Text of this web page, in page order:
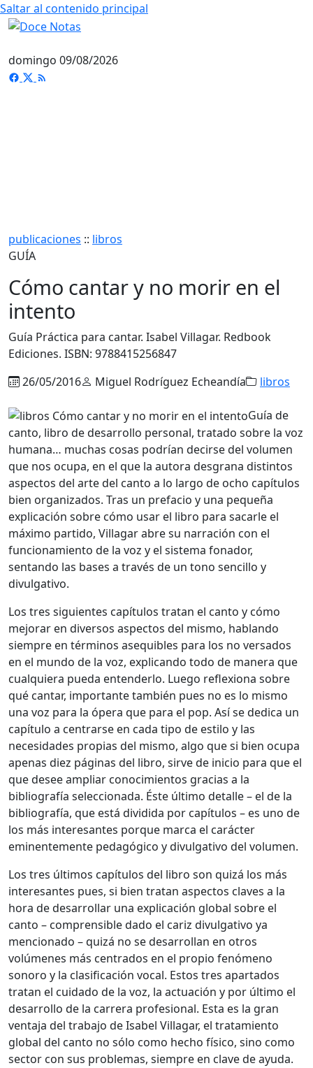
Saltar al contenido principal
domingo 09/08/2026
publicaciones :: libros
GUÍA
Cómo cantar y no morir en el
intento
Guía Práctica para cantar. Isabel Villagar. Redbook
Ediciones. ISBN: 9788415256847
26/05/2016
Miguel Rodríguez Echeandía libros
Guía de
canto, libro de desarrollo personal, tratado sobre la voz
humana… muchas cosas podrían decirse del volumen
que nos ocupa, en el que la autora desgrana distintos
aspectos del arte del canto a lo largo de ocho capítulos
bien organizados. Tras un prefacio y una pequeña
explicación sobre cómo usar el libro para sacarle el
máximo partido, Villagar abre su narración con el
funcionamiento de la voz y el sistema fonador,
sentando las bases a través de un tono sencillo y
divulgativo.
Los tres siguientes capítulos tratan el canto y cómo
mejorar en diversos aspectos del mismo, hablando
siempre en términos asequibles para los no versados
en el mundo de la voz, explicando todo de manera que
cualquiera pueda entenderlo. Luego reflexiona sobre
qué cantar, importante también pues no es lo mismo
una voz para la ópera que para el pop. Así se dedica un
capítulo a centrarse en cada tipo de estilo y las
necesidades propias del mismo, algo que si bien ocupa
apenas diez páginas del libro, sirve de inicio para que el
que desee ampliar conocimientos gracias a la
bibliografía seleccionada. Éste último detalle – el de la
bibliografía, que está dividida por capítulos – es uno de
los más interesantes porque marca el carácter
eminentemente pedagógico y divulgativo del volumen.
Los tres últimos capítulos del libro son quizá los más
interesantes pues, si bien tratan aspectos claves a la
hora de desarrollar una explicación global sobre el
canto – comprensible dado el cariz divulgativo ya
mencionado – quizá no se desarrollan en otros
volúmenes más centrados en el propio fenómeno
sonoro y la clasificación vocal. Estos tres apartados
tratan el cuidado de la voz, la actuación y por último el
desarrollo de la carrera profesional. Esta es la gran
ventaja del trabajo de Isabel Villagar, el tratamiento
global del canto no sólo como hecho físico, sino como
sector con sus problemas, siempre en clave de ayuda.